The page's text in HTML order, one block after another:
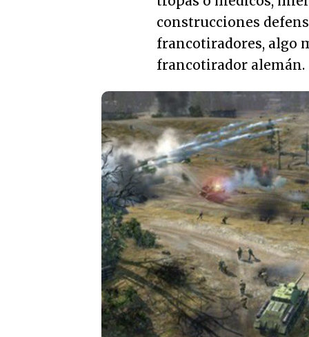
construcciones
francotiradores, algo
francotirador alemán.